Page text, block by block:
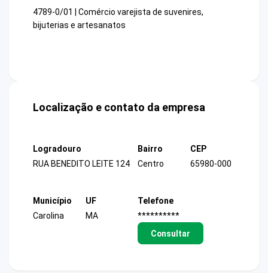
4789-0/01 | Comércio varejista de suvenires,
bijuterias e artesanatos
Localização e contato da empresa
Logradouro
RUA BENEDITO LEITE 124
Bairro
Centro
CEP
65980-000
Município
Carolina
UF
MA
Telefone
**********
Consultar